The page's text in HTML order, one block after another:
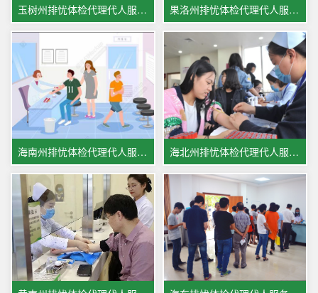
玉树州排忧体检代理代人服务机构 果洛州排忧体检代理代人服务公司
海南州排忧体检代理代人服务集团 海北州排忧体检代理代人服务中心